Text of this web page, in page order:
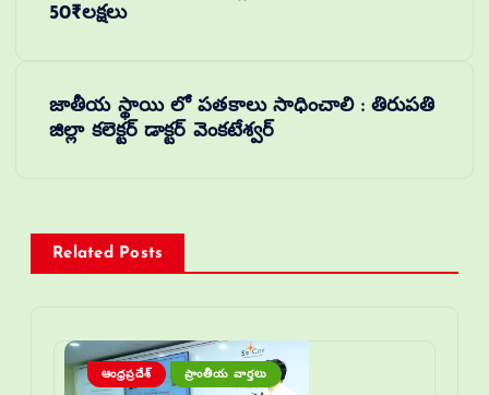
50₹లక్షలు
జాతీయ స్థాయి లో పతకాలు సాధించాలి : తిరుపతి
జిల్లా కలెక్టర్ డాక్టర్ వెంకటేశ్వర్
Related Posts
ఆంధ్రప్రదేశ్ ప్రాంతీయ వార్తలు